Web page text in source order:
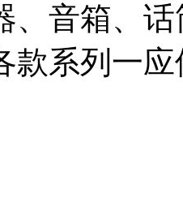
、音箱、
款系列一